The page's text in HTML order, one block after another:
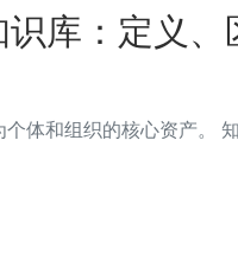
库：定义、
体和组织的核心资产。